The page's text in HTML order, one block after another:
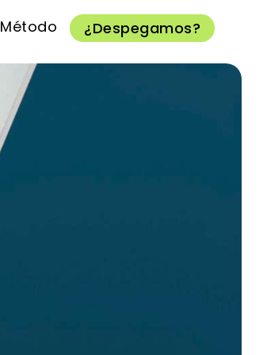
Método ¿Despegamos?